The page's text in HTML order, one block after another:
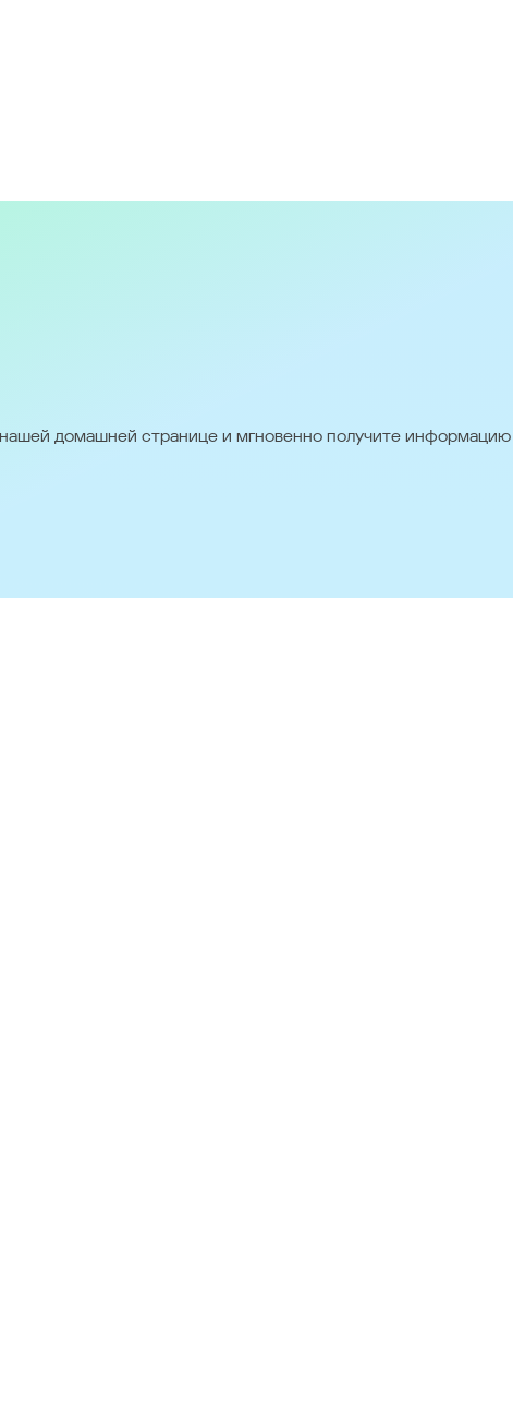
中国 (China)香港特別行政區 (Hong Kong SAR)台灣 (Taiwan)日本語
домашней странице и мгновенно получите информацию